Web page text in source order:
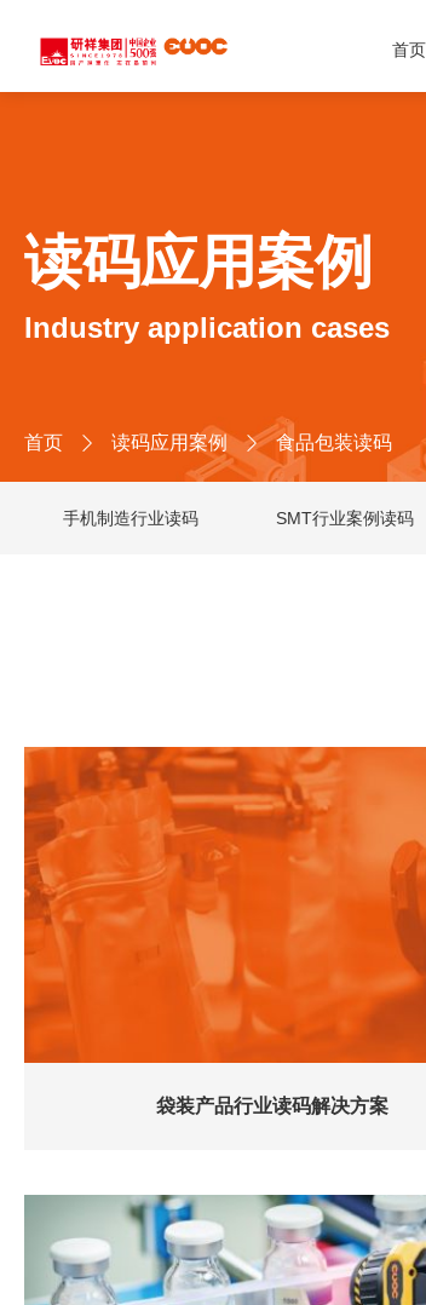
首页
读码应用案例
Industry application cases
首页  读码应用案例  食品包装读码
手机制造行业读码 SMT行业案例读码
袋装产品行业读码解决方案